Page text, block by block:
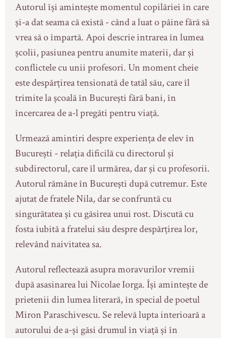
Autorul își amintește momentul copilăriei în care
și-a dat seama că există - când a luat o pâine fără să
vrea să o împartă. Apoi descrie intrarea în lumea
școlii, pasiunea pentru anumite materii, dar și
conflictele cu unii profesori. Un moment cheie
este despărțirea tensionată de tatăl său, care îl
trimite la școală în București fără bani, în
încercarea de a-l pregăti pentru viață.
Urmează amintiri despre experiența de elev în
București - relația dificilă cu directorul și
subdirectorul, care îl urmărea, dar și cu profesorii.
Autorul rămâne în București după cutremur. Este
ajutat de fratele Nila, dar se confruntă cu
singurătatea și cu găsirea unui rost. Discută cu
fosta iubită a fratelui său despre despărțirea lor,
relevând naivitatea sa.
Autorul reflectează asupra moravurilor vremii
după asasinarea lui Nicolae Iorga. Își amintește de
prietenii din lumea literară, în special de poetul
Miron Paraschivescu. Se relevă lupta interioară a
autorului de a-și găsi drumul în viață și în